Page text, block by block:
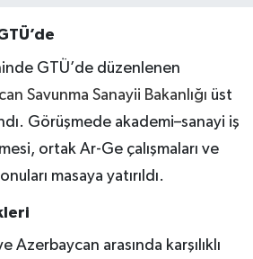
GTÜ’de düzenlenen
Savunma Sanayii Bakanlığı üst
Görüşmede akademi–sanayi iş
ortak Ar-Ge çalışmaları ve
masaya yatırıldı.
Azerbaycan arasında karşılıklı